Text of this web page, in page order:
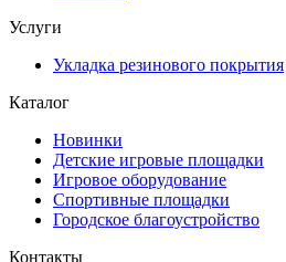
Услуги
Укладка резинового покрытия
Каталог
Новинки
Детские игровые площадки
Игровое оборудование
Спортивные площадки
Городское благоустройство
Контакты